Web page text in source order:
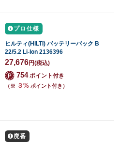
プロ仕様
ヒルティ(HILTI) バッテリーパック B
22/5.2 Li-Ion 2136396
27,676円(税込)
754ポイント付き
（※ ３% ポイント付き）
廃番